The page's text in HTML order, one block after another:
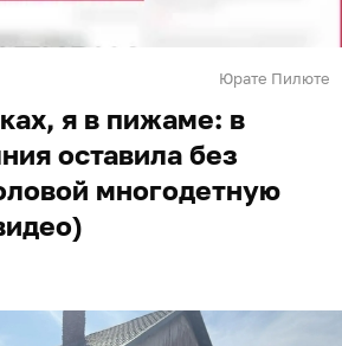
Юрате Пилюте
я в пижаме: в
оставила без
многодетную